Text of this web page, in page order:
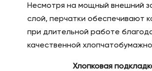
Несмотря на мощный внешний
слой, перчатки обеспечивают
при длительной работе
качественной
Хлопковая